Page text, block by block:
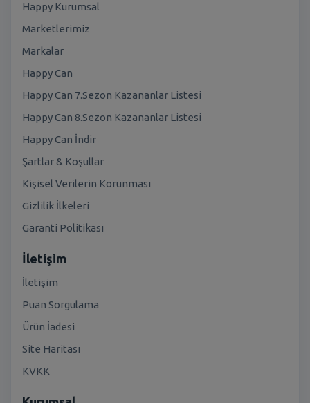
Happy Kurumsal
Marketlerimiz
Markalar
Happy Can
Happy Can 7.Sezon Kazananlar Listesi
Happy Can 8.Sezon Kazananlar Listesi
Happy Can İndir
Şartlar & Koşullar
Kişisel Verilerin Korunması
Gizlilik İlkeleri
Garanti Politikası
İletişim
İletişim
Puan Sorgulama
Ürün İadesi
Site Haritası
KVKK